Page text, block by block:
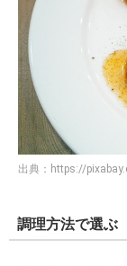
出典： https://
調理方法で選ぶ